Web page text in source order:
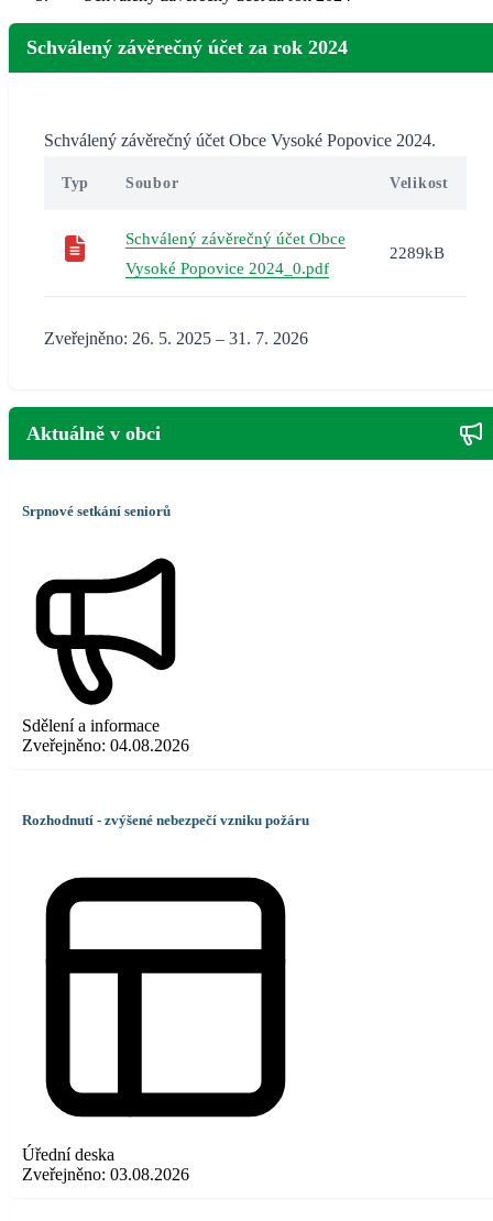
Schválený závěrečný účet za rok 2024
Schválený závěrečný účet Obce Vysoké Popovice 2024.
Typ Soubor Velikost
Schválený závěrečný účet Obce
Vysoké Popovice 2024_0.pdf
2289kB
Zveřejněno: 26. 5. 2025 – 31. 7. 2026
Aktuálně v obci
Srpnové setkání seniorů
Sdělení a informace
Zveřejněno: 04.08.2026
Rozhodnutí - zvýšené nebezpečí vzniku požáru
Úřední deska
Zveřejněno: 03.08.2026